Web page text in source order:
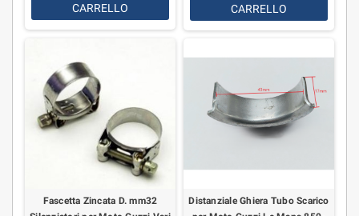
CARRELLO
CARRELLO
Fascetta Zincata D. mm32
Distanziale Ghiera Tubo Scarico